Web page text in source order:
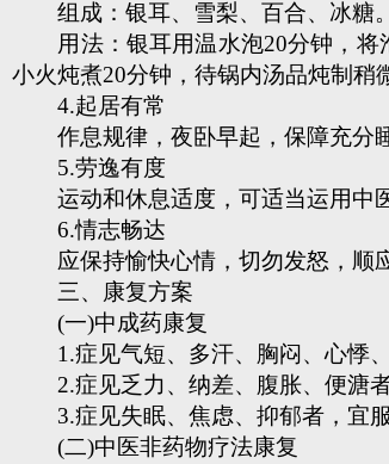
组成：银耳、雪梨、百合、冰糖。
用法：银耳用温水泡20分钟，将
小火炖煮20分钟，待锅内汤品炖制稍
4.起居有常
作息规律，夜卧早起，保障充分睡
5.劳逸有度
运动和休息适度，可适当运用中医
6.情志畅达
应保持愉快心情，切勿发怒，顺应
三、康复方案
(一)中成药康复
1.症见气短、多汗、胸闷、心悸、
2.症见乏力、纳差、腹胀、便溏者
3.症见失眠、焦虑、抑郁者，宜服
(二)中医非药物疗法康复